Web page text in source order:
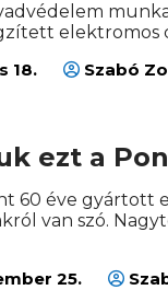
elektromos
18. Szabó
ezt a
60 éve gyártott
van szó.
25.